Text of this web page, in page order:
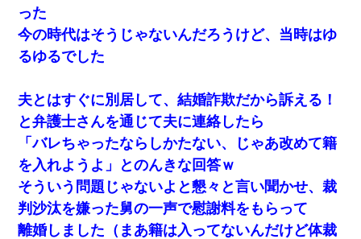
った
今の時代はそうじゃないんだろうけど、当時はゆ
るゆるでした
夫とはすぐに別居して、結婚詐欺だから訴える！
と弁護士さんを通じて夫に連絡したら
「バレちゃったならしかたない、じゃあ改めて籍
を入れようよ」とのんきな回答ｗ
そういう問題じゃないよと懇々と言い聞かせ、裁
判沙汰を嫌った舅の一声で慰謝料をもらって
離婚しました（まあ籍は入ってないんだけど体裁